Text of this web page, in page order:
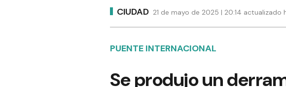
CIUDAD 21 de mayo de 2025 | 20:14 actualizado
PUENTE INTERNACIONAL
Se produjo un